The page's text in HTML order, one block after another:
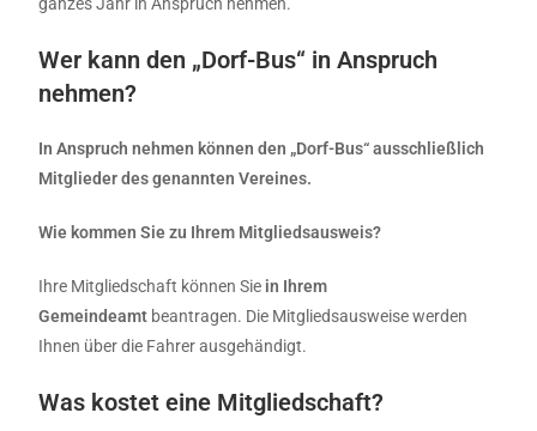
Wer kann den „Dorf-Bus“ in Anspruch
nehmen?
In Anspruch nehmen können den „Dorf-Bus“ ausschließlich
Mitglieder des genannten Vereines.
Wie kommen Sie zu Ihrem Mitgliedsausweis?
Ihre Mitgliedschaft können Sie in Ihrem
Gemeindeamt beantragen. Die Mitgliedsausweise werden
Ihnen über die Fahrer ausgehändigt.
Was kostet eine Mitgliedschaft?